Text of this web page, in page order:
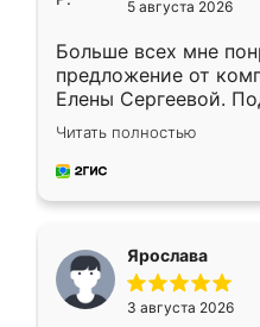
5 августа 2026
Больше всех мне
предложение от
Елены Сергеевой.
короткие сроки
для замера
предложил по моему
Читать полностью
Ярослава
3 августа 2026